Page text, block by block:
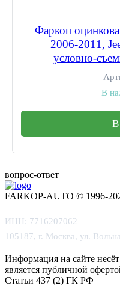
Фаркоп
2006-2011,
условно-
В
В
вопрос-ответ
FARKOP-AUTO © 1996-
ИНН: 7716207062
105187, г. Москва, ул.
Информация на сайте
является публичной
Статьи 437 (2) ГК РФ